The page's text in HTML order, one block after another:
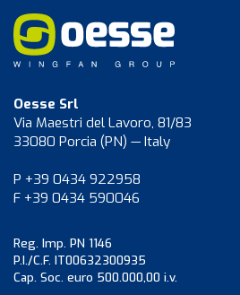
Oesse Srl
Via Maestri del Lavoro, 81/83
33080 Porcia (PN) — Italy
P +39 0434 922958
F +39 0434 590046
Reg. Imp. PN 1146
P.I./C.F. IT00632300935
Cap. Soc. euro 500.000,00 i.v.